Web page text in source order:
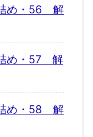
め・56 解
め・57 解
め・58 解